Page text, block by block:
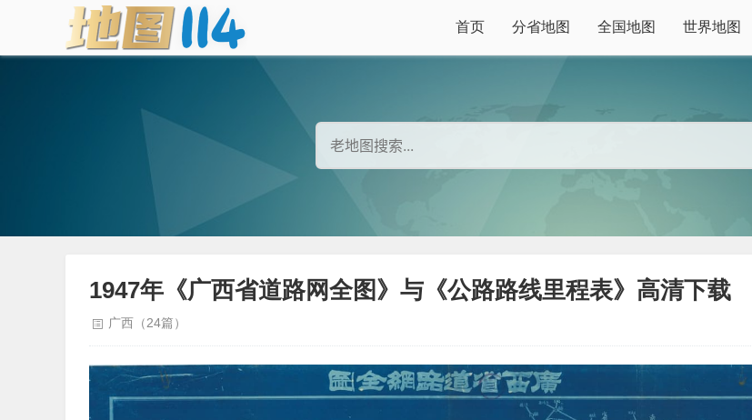
首页 分省地图 全国地图 世界地图
1947年《广西省道路网全图》与《公路路线里程表》高清下载
广西（24篇）